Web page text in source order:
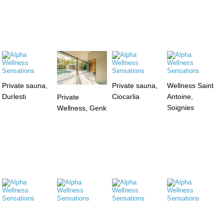
Private sauna,
Durlesti
Private
Wellness, Genk
Private sauna,
Ciocarlia
Wellness Saint
Antoine,
Soignies